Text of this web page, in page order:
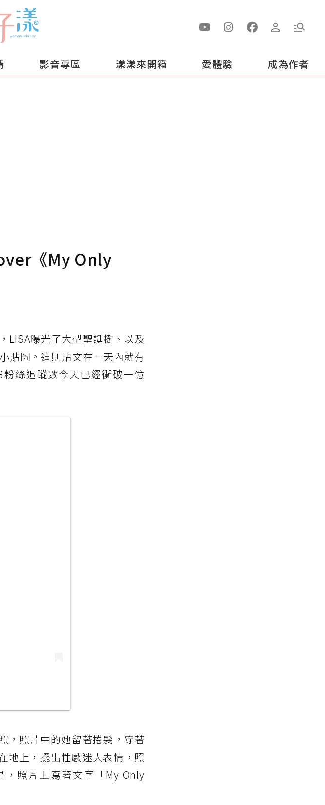
影音專區 漾漾來開箱 愛體驗 成為作者
《My Only
LISA曝光了大型聖誕樹、以及
貼圖。這則貼文在一天內就有
絲追蹤數今天已經衝破一億
，照片中的她留著捲髮，穿著
地上，擺出性感迷人表情，照
照片上寫著文字「My Only